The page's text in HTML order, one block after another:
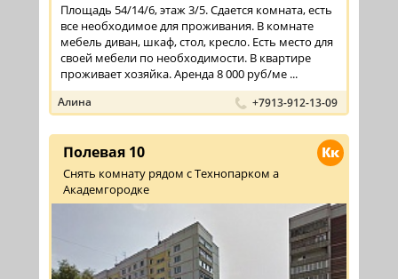
Площадь 54/14/6, этаж 3/5. Сдается комната, есть
все необходимое для проживания. В комнате
мебель диван, шкаф, стол, кресло. Есть место для
своей мебели по необходимости. В квартире
проживает хозяйка. Аренда 8 000 руб/ме ...
Алина +7913-912-13-09
Кк
Полевая 10
Снять комнату рядом с Технопарком а
Академгородке